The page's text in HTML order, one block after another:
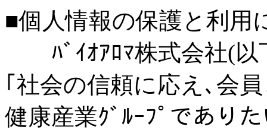
■個人情報の保護と利用
ﾊﾞｲｵｱﾛﾏ株式会社(以
｢社会の信頼に応え､会
健康産業ｸﾞﾙｰﾌﾟであり